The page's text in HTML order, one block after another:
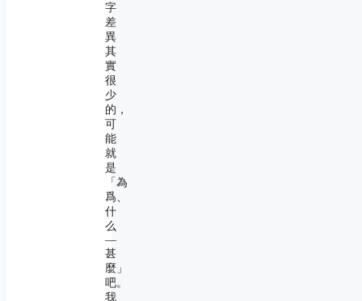
字
差
異
其
實
很
少
的，
可
能
就
是
「為
爲、
什
么
―
甚
麼」
吧。
我